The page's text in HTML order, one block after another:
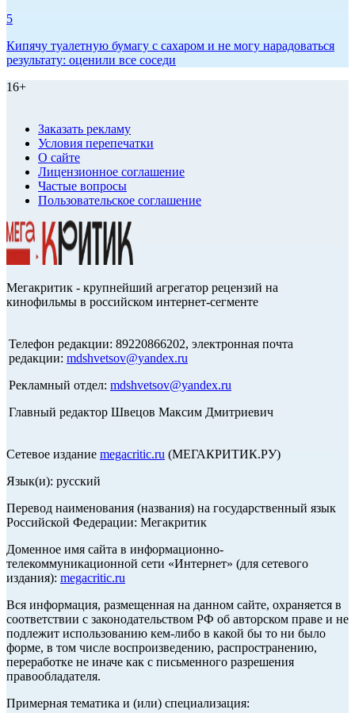
5
Кипячу туалетную бумагу с сахаром и не могу нарадоваться
результату: оценили все соседи
16+
Заказать рекламу
Условия перепечатки
О сайте
Лицензионное соглашение
Частые вопросы
Пользовательское соглашение
Мегакритик - крупнейший агрегатор рецензий на
кинофильмы в российском интернет-сегменте
Телефон редакции: 89220866202, электронная почта
редакции: mdshvetsov@yandex.ru
Рекламный отдел: mdshvetsov@yandex.ru
Главный редактор Швецов Максим Дмитриевич
Сетевое издание megacritic.ru (МЕГАКРИТИК.РУ)
Язык(и): русский
Перевод наименования (названия) на государственный язык
Российской Федерации: Мегакритик
Доменное имя сайта в информационно-
телекоммуникационной сети «Интернет» (для сетевого
издания): megacritic.ru
Вся информация, размещенная на данном сайте, охраняется в
соответствии с законодательством РФ об авторском праве и не
подлежит использованию кем-либо в какой бы то ни было
форме, в том числе воспроизведению, распространению,
переработке не иначе как с письменного разрешения
правообладателя.
Примерная тематика и (или) специализация: